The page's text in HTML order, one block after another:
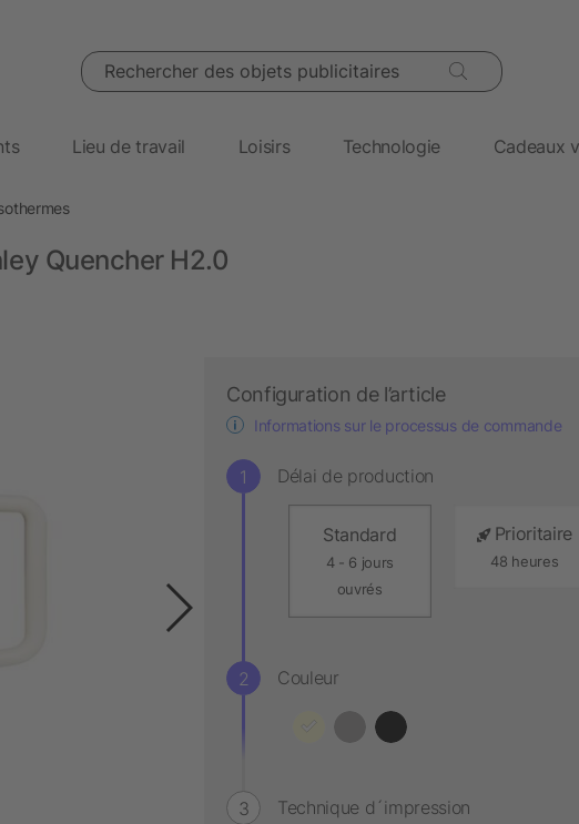
Rechercher des objets publicitaires
Lieu de travail Loisirs Technologie Cadeaux
Quencher H2.0
Configuration de l’article
Informations sur le processus de commande
Délai de production
Standard
4 - 6 jours
ouvrés
Prioritaire
48 heures
Couleur
Technique d´impression